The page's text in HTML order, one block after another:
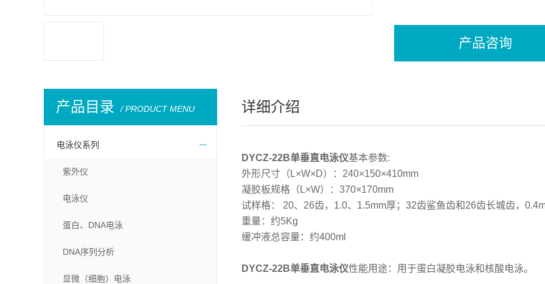
产品咨询
产品目录 / PRODUCT MENU
电泳仪系列
紫外仪
电泳仪
蛋白、DNA电泳
DNA序列分析
显微（细胞）电泳
详细介绍
DYCZ-22B单垂直电泳仪基本参数:
外形尺寸（L×W×D）：240×150×410mm
凝胶板规格（L×W）：370×170mm
试样格： 20、26齿，1.0、1.5mm厚；32齿鲨鱼齿和26齿长城齿，
重量：约5Kg
缓冲液总容量：约400ml
DYCZ-22B单垂直电泳仪性能用途：用于蛋白凝胶电泳和核酸电泳。